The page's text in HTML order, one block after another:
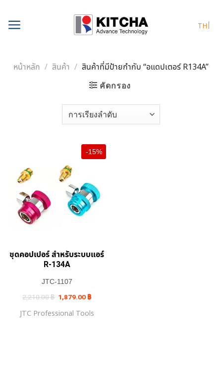
content
TH
หน้าหลัก / สินค้า / สินค้าที่มีป้ายกำกับ “อแดปเตอร์ R134A”
คัดกรอง
-15%
ชุดคอปเปอร์ สำหรับระบบแอร์
R-134A
JTC-1107
2,210.00฿ Original
price
2,210.00 ฿.
1,879.00 ฿Current
price
1,879.00 ฿.
JTC Professional Tools